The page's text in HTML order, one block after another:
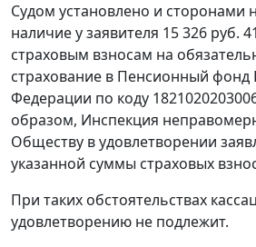
Судом установлено и сторонами
наличие у заявителя 15 326 руб.
страховым взносам на
страхование в Пенсионный фонд
Федерации по коду
образом, Инспекция
Обществу в удовлетворении
указанной суммы страховых
При таких обстоятельствах
удовлетворению не подлежит.